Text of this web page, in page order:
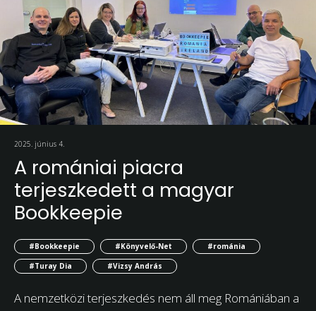
2025. június 4.
A romániai piacra
terjeszkedett a magyar
Bookkeepie
#Bookkeepie #Könyvelő-Net
#románia
#Turay Dia
#Vizsy András
A nemzetközi terjeszkedés nem áll meg Romániában a